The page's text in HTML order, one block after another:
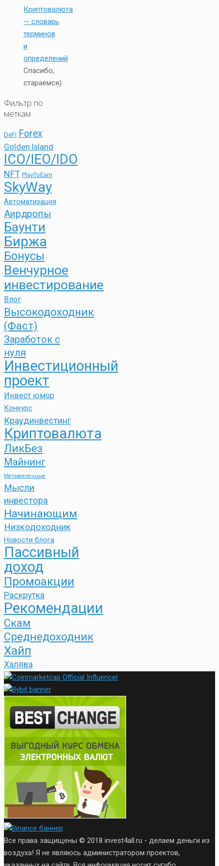
Криптовалюта
— словарь
терминов
и
определений
Спасибо,
стараемся)
Фильтр по
меткам
DeFi Forex
Golden Island
ICO/IEO/IDO
NFT PlayToEarn
SkyWay
Автоматизация
Аирдропы
Баунти
Биржа
Бонусы
Венчурное
инвестирование
Влог
Высокодоходник
(Фаст)
Заработок с
нуля
Инвестиционный
проект
Инвест юмор
Конкурс
Краудинвестинг
Криптовалюта
ЛикБез
Майнинг
Метавселенные
Мысли
инвестора
Начинающим
Низкодоходник
Новости блога
Пассивный
доход
Промоакции
Раскрутка
Рекомендации
Скам
Среднедоходник
Хайп
Халява
Все права защищены © 2018 invest4all.ru - делаем деньги из
воздуха! Я не являюсь администратором проектов,